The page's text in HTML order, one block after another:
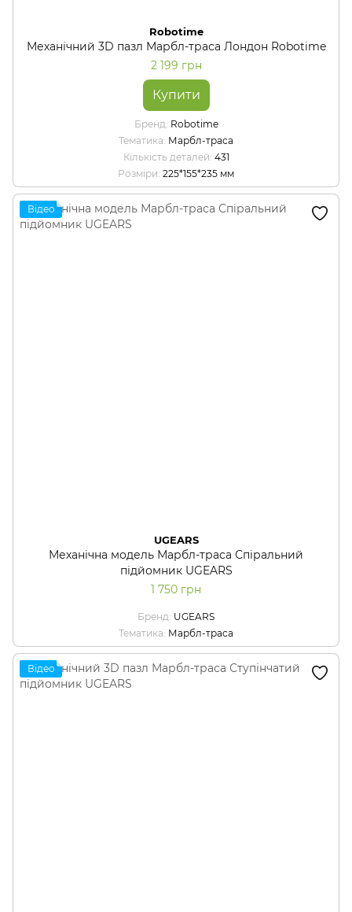
Robotime
Механічний 3D пазл Марбл-траса Лондон Robotime
2 199 грн
Купити
Бренд Robotime
Тематика Марбл-траса
Кількість деталей 431
Розміри 225*155*235 мм
Відео
UGEARS
Механічна модель Марбл-траса Спіральний
підйомник UGEARS
1 750 грн
Бренд UGEARS
Тематика Марбл-траса
Відео